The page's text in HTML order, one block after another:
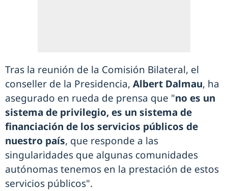
Tras la reunión de la Comisión Bilateral, el
conseller de la Presidencia, Albert Dalmau, ha
asegurado en rueda de prensa que "no es un
sistema de privilegio, es un sistema de
financiación de los servicios públicos de
nuestro país, que responde a las
singularidades que algunas comunidades
autónomas tenemos en la prestación de estos
servicios públicos".